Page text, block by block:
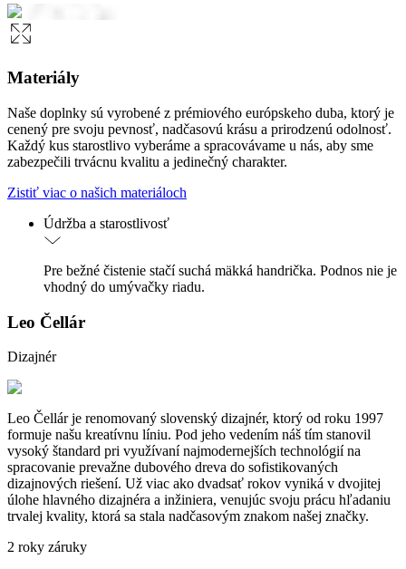
Materiály
Naše doplnky sú vyrobené z prémiového európskeho duba, ktorý je
cenený pre svoju pevnosť, nadčasovú krásu a prirodzenú odolnosť.
Každý kus starostlivo vyberáme a spracovávame u nás, aby sme
zabezpečili trvácnu kvalitu a jedinečný charakter.
Zistiť viac o našich materiáloch
Údržba a starostlivosť
Pre bežné čistenie stačí suchá mäkká handrička. Podnos nie je
vhodný do umývačky riadu.
Leo Čellár
Dizajnér
Leo Čellár je renomovaný slovenský dizajnér, ktorý od roku 1997
formuje našu kreatívnu líniu. Pod jeho vedením náš tím stanovil
vysoký štandard pri využívaní najmodernejších technológií na
spracovanie prevažne dubového dreva do sofistikovaných
dizajnových riešení. Už viac ako dvadsať rokov vyniká v dvojitej
úlohe hlavného dizajnéra a inžiniera, venujúc svoju prácu hľadaniu
trvalej kvality, ktorá sa stala nadčasovým znakom našej značky.
2 roky záruky